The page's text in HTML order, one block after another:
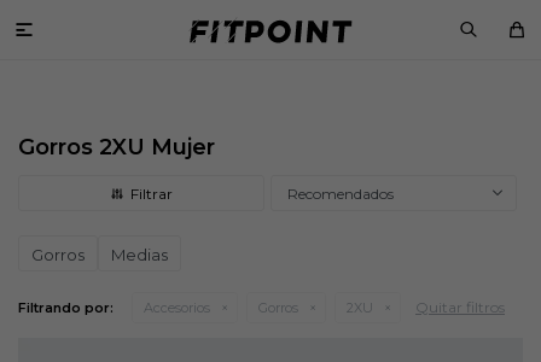

Gorros 2XU Mujer
Recomendados
Gorros Medias
Filtrando por: Accesorios Gorros 2XU Quitar filtros